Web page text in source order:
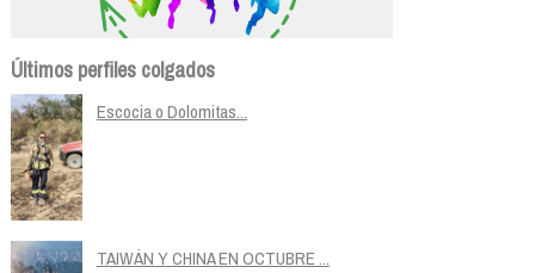
Últimos perfiles colgados
Escocia o Dolomitas...
TAIWÁN Y CHINA EN OCTUBRE ...